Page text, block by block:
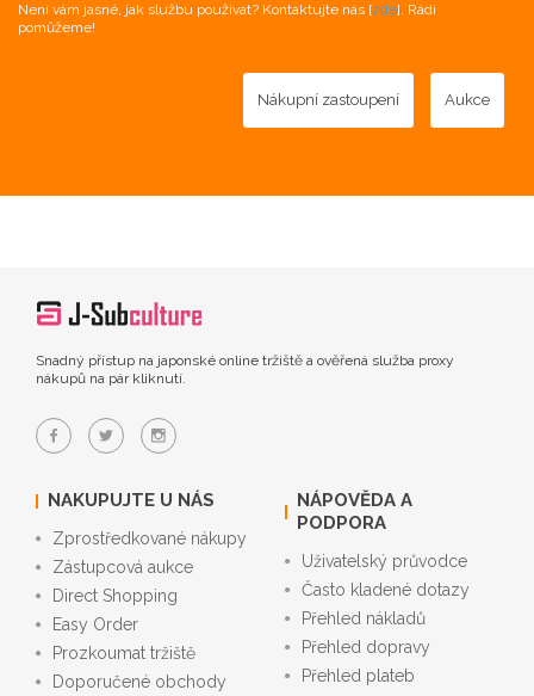
Není vám jasné, jak službu používat? Kontaktujte nás [zde]. Rádi
pomůžeme!
Nákupní zastoupení Aukce
Snadný přístup na japonské online tržiště a ověřená služba proxy
nákupů na pár kliknutí.
NAKUPUJTE U NÁS
Zprostředkované nákupy
Zástupcová aukce
Direct Shopping
Easy Order
Prozkoumat tržiště
Doporučené obchody
NÁPOVĚDA A
PODPORA
Uživatelský průvodce
Často kladené dotazy
Přehled nákladů
Přehled dopravy
Přehled plateb